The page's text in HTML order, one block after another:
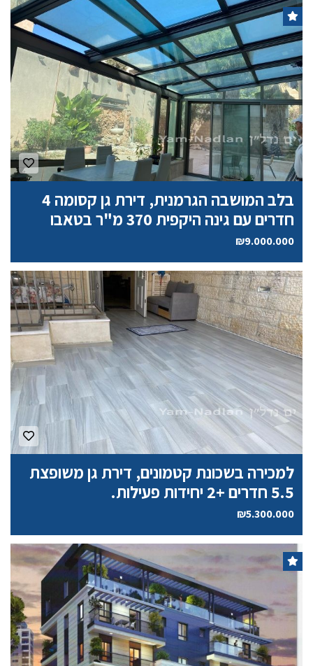
p
p
o
k
בלב המושבה הגרמנית, דירת גן קסומה 4
חדרים עם גינה היקפית 370 מ"ר בטאבו
₪9.000.000
למכירה בשכונת קטמונים, דירת גן משופצת
5.5 חדרים +2 יחידות פעילות.
₪5.300.000